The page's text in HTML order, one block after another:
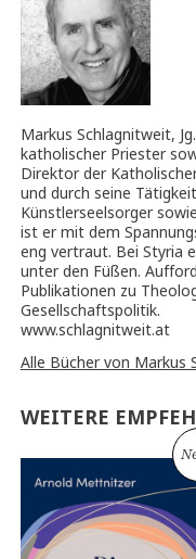
Markus Schlagnitweit,
katholischer Priester
Direktor der
und durch seine
Künstlerseelsorger
ist er mit dem
eng vertraut. Bei Styria
unter den Füßen.
Publikationen zu
Gesellschaftspolitik.
www.schlagnitweit.at
Alle Bücher von Markus
WEITERE